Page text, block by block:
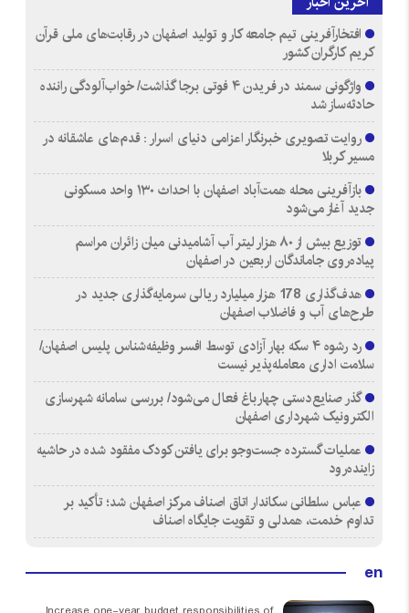
افتخارآفرینی تیم جامعه کار و تولید اصفهان در رقابت‌های ملی قرآن
کریم کارگران کشور
واژگونی سمند در فریدن ۴ فوتی برجا گذاشت/ خواب‌آلودگی راننده
حادثه‌ساز شد
روایت تصویری خبرنگار اعزامی دنیای اسرار : قدم‌های عاشقانه در
مسیر کربلا
بازآفرینی محله همت‌آباد اصفهان با احداث ۱۳۰ واحد مسکونی
جدید آغاز می‌شود
توزیع بیش از ۸۰ هزار لیتر آب آشامیدنی میان زائران مراسم
پیاده‌روی جاماندگان اربعین در اصفهان
هدف‌گذاری 178 هزار میلیارد ریالی سرمایه‌گذاری جدید در
طرح‌های آب و فاضلاب اصفهان
رد رشوه ۴ سکه بهار آزادی توسط افسر وظیفه‌شناس پلیس اصفهان/
سلامت اداری معامله‌پذیر نیست
گذر صنایع‌دستی چهارباغ فعال می‌شود/ بررسی سامانه شهرسازی
الکترونیک شهرداری اصفهان
عملیات گسترده جست‌وجو برای یافتن کودک مفقود شده در حاشیه
زاینده‌رود
عباس سلطانی سکاندار اتاق اصناف مرکز اصفهان شد؛ تأکید بر
تداوم خدمت، همدلی و تقویت جایگاه اصناف
en